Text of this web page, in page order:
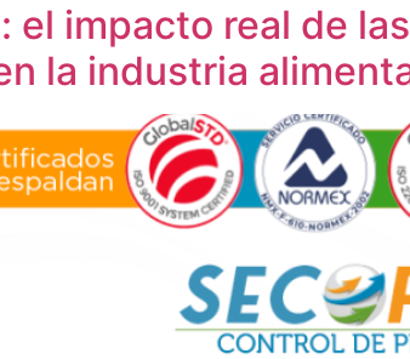
el impacto real de
la industria